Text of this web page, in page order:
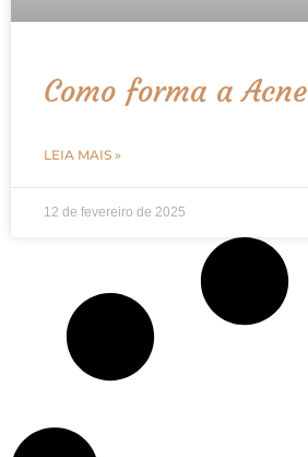
Como forma a Acne
LEIA MAIS »
12 de fevereiro de 2025